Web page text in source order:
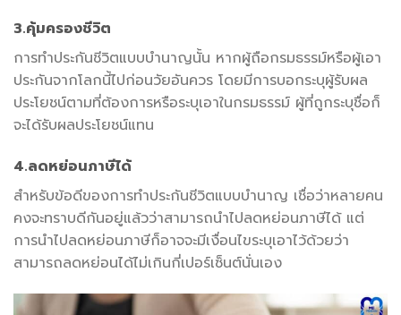
3.คุ้มครองชีวิต
การทำประกันชีวิตแบบบำนาญนั้น หากผู้ถือกรมธรรม์หรือผู้เอา
ประกันจากโลกนี้ไปก่อนวัยอันควร โดยมีการบอกระบุผู้รับผล
ประโยชน์ตามที่ต้องการหรือระบุเอาในกรมธรรม์ ผู้ที่ถูกระบุชื่อก็
จะได้รับผลประโยชน์แทน
4.ลดหย่อนภาษีได้
สำหรับข้อดีของการทำประกันชีวิตแบบบำนาญ เชื่อว่าหลายคน
คงจะทราบดีกันอยู่แล้วว่าสามารถนำไปลดหย่อนภาษีได้ แต่
การนำไปลดหย่อนภาษีก็อาจจะมีเงื่อนไขระบุเอาไว้ด้วยว่า
สามารถลดหย่อนได้ไม่เกินกี่เปอร์เซ็นต์นั่นเอง